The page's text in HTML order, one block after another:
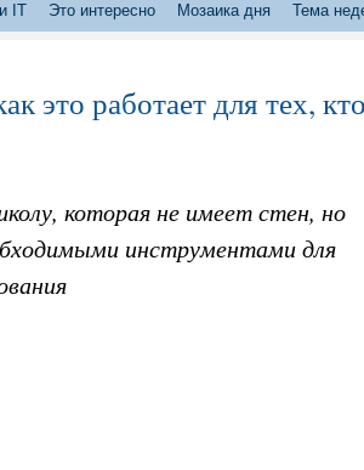
IT Это интересно Мозаика дня Тема
это работает для тех,
которая не имеет стен, но
инструментами для